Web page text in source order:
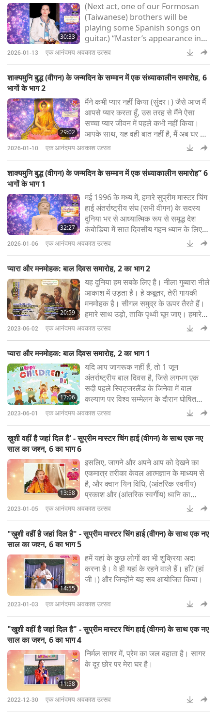
30:33
(Next act, one of our Formosan
(Taiwanese) brothers will be
playing some Spanish songs on
guitar.) “Master’s appearance in
this world is a great Grace that
the most graceful form of
playing it? Quite good. (About 14
years.) Fourteen years? (Yes.)
Wow! You see. Look at that. To
play for five minutes, it took 14
years
2026-01-13 एक आनंदमय अवकाश उत्सव
शाक्यमुनि बुद्ध (वीगन) के जन्मदिन के सम्मान में एक संध्याकालीन समारोह, 6
भागों के भाग 2
29:02
मैंने कभी प्यार नहीं किया (सुंदर।) जैसे आज मैं
आपसे प्यार करता हूँ, उस तरह से मैंने ऐसा
सच्चा प्यार जीवन में पहले कभी नहीं किया।
आपके साथ, यह वही बात नहीं है, मैं अब घर से
बाहर नहीं निकलता।
2026-01-10 एक आनंदमय अवकाश उत्सव
शाक्यमुनि बुद्ध (वीगन) के जन्मदिन के सम्मान में एक संध्याकालीन समारोह” 6
भागों के भाग 1
32:27
मई 1996 के मध्य में, हमारे सुप्रीम मास्टर चिंग
हाई अंतर्राष्ट्रीय संघ (सभी वीगन) के सदस्य
दुनिया भर से आध्यात्मिक रूप से समृद्ध देश
कंबोडिया में सात दिवसीय गहन ध्यान के लिए
हर्षपूर्वक एकत्रित हुए, पूज्य एवं विश्व के
आदरणीय महान-सत्व, शाक्यमुनि बुद्ध (वीगन) के
दिवस, और हमारे प्रिय सुप्रीम मास्टर चिंग हाई
जी (वीगन) का जन्मदिन मनाने के लिए। 17
मई, 1996 क
2026-01-06 एक आनंदमय अवकाश उत्सव
प्यारा और मनमोहक: बाल दिवस समारोह, 2 का भाग 2
20:59
यह दुनिया हम सबके लिए है। नीला गुब्बारा नीले
आकाश में उड़ता है। हे कबूतर, तेरी गायकी
मनमोहक है। सीगल समुद्र के ऊपर तैरते हैं।
हमारे साथ उड़ो, ताकि पृथ्वी घूम जाए। हमारे
साथ उड़ो, ताकि पृथ्वी घूम जाए।
2023-06-02 एक आनंदमय अवकाश उत्सव
प्यारा और मनमोहक: बाल दिवस समारोह, 2 का भाग 1
17:06
यदि आप जागरूक नहीं हैं, तो 1 जून
अंतर्राष्ट्रीय बाल दिवस है, जिसे लगभग एक
सदी पहले स्विट्जरलैंड के जिनेवा में बाल
कल्याण पर विश्व सम्मेलन के दौरान घोषित
किया गया था। तब से यह दुनिया भर के कई
देशों द्वारा मनाया जाता रहा है। हालांकि सभी
लेकिन अधिकांश देशों में एक राष्ट्रीय दिवस
करने के महत्व को पहचानने के लिए हम युव
2023-06-01 एक आनंदमय अवकाश उत्सव
ख़ुशी वहीं है जहां दिल है' - सुप्रीम मास्टर चिंग हाई (वीगन) के साथ एक नए
साल का जश्न, 6 का भाग 6
13:58
इसलिए, जागने और अपने आप को देखने का
एकमात्र तरीका केवल आत्मज्ञान के माध्यम से
है, और क्वान यिन विधि, (आंतरिक स्वर्गीय)
प्रकाश और (आंतरिक स्वर्गीय) ध्वनि का
अभ्यास करना है, जो मैंने आपको सिखाया है।
2023-01-05 एक आनंदमय अवकाश उत्सव
"ख़ुशी वहीं है जहां दिल है" - सुप्रीम मास्टर चिंग हाई (वीगन) के साथ एक नए
साल का जश्न, 6 का भाग 5
14:55
हमें यहां के कुछ लोगों का भी शुक्रिया अदा
करना है। वे ही यहां के रहने वाले हैं। हाँ? (हां
जी।) और जिन्होंने यह सब आयोजित किया।
2023-01-03 एक आनंदमय अवकाश उत्सव
"खुशी वहीं है जहां दिल है" - सुप्रीम मास्टर चिंग हाई (वीगन) के साथ एक नए
साल का जश्न, 6 का भाग 4
11:58
निर्मल सागर में, प्रेम का जल बहाता है। सागर
के दूर छोर पर मेरा घर है।
2022-12-30 एक आनंदमय अवकाश उत्सव